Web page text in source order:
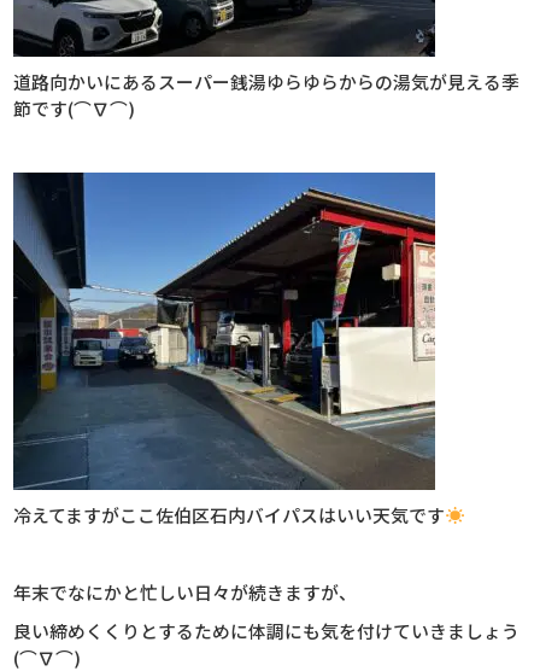
道路向かいにあるスーパー銭湯ゆらゆらからの湯気が見える季
節です(⌒∇⌒)
冷えてますがここ佐伯区石内バイパスはいい天気です
年末でなにかと忙しい日々が続きますが、
良い締めくくりとするために体調にも気を付けていきましょう
(⌒∇⌒)